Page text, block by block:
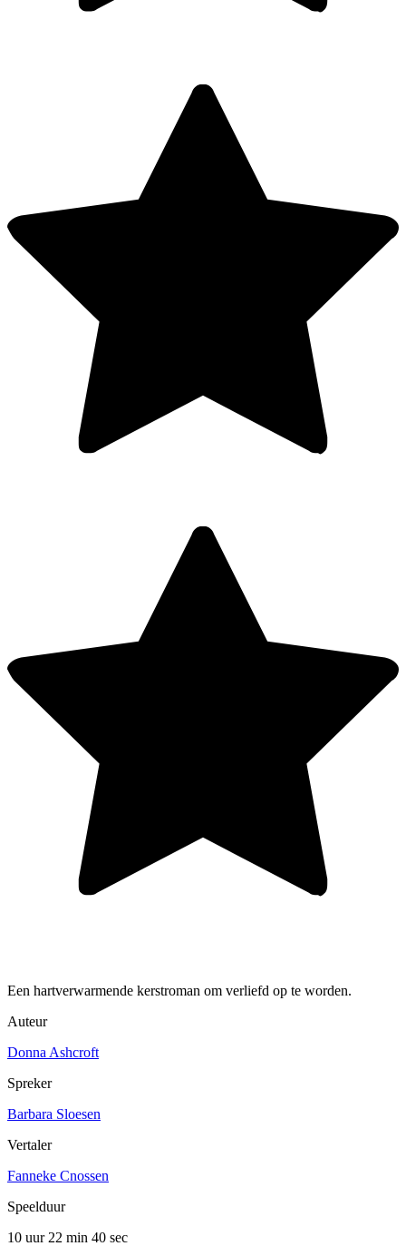
Een hartverwarmende kerstroman om verliefd op te worden.
Auteur
Donna Ashcroft
Spreker
Barbara Sloesen
Vertaler
Fanneke Cnossen
Speelduur
10 uur 22 min 40 sec